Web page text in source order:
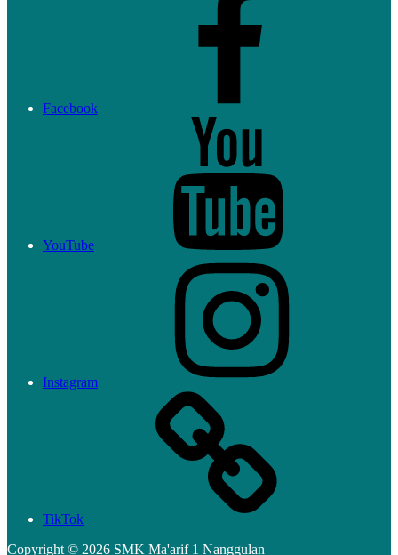
Facebook
YouTube
Instagram
TikTok
Copyright © 2026 SMK Ma'arif 1 Nanggulan